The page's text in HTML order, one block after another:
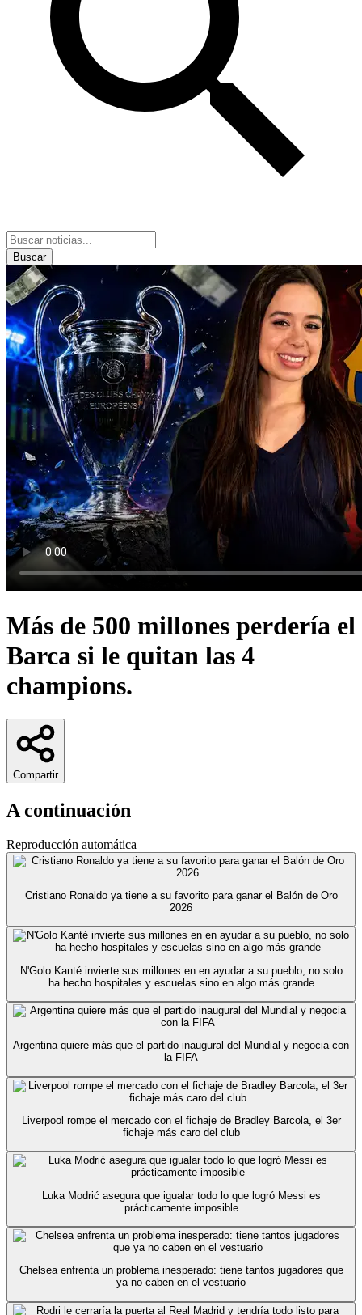
Buscar
Más de 500 millones perdería el
Barca si le quitan las 4
champions.
Compartir
A continuación
Reproducción automática
Cristiano Ronaldo ya tiene a su favorito para ganar el Balón de Oro
2026
N'Golo Kanté invierte sus millones en en ayudar a su pueblo, no solo
ha hecho hospitales y escuelas sino en algo más grande
Argentina quiere más que el partido inaugural del Mundial y negocia con
la FIFA
Liverpool rompe el mercado con el fichaje de Bradley Barcola, el 3er
fichaje más caro del club
Luka Modrić asegura que igualar todo lo que logró Messi es
prácticamente imposible
Chelsea enfrenta un problema inesperado: tiene tantos jugadores que
ya no caben en el vestuario